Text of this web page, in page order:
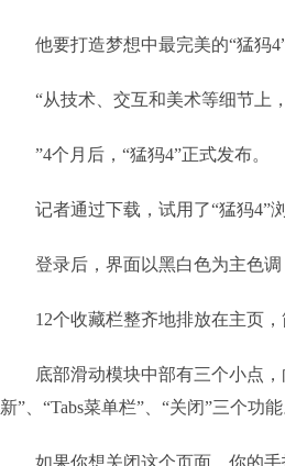
他要打造梦想中最完美的“猛犸4”
“从技术、交互和美术等细节上
”4个月后，“猛犸4”正式发布。
记者通过下载，试用了“猛犸4”
登录后，界面以黑白色为主色调
12个收藏栏整齐地排放在主页，
底部滑动模块中部有三个小点
新”、“Tabs菜单栏”、“关闭”三个功能
如果你想关闭这个页面，你的手